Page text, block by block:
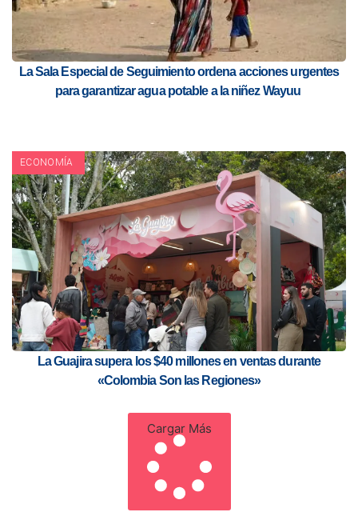
La Sala Especial de Seguimiento ordena acciones urgentes
para garantizar agua potable a la niñez Wayuu
ECONOMÍA
La Guajira supera los $40 millones en ventas durante
«Colombia Son las Regiones»
Cargar Más